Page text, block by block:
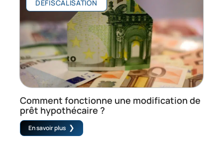
DÉFISCALISATION
Comment fonctionne une modification de
prêt hypothécaire ?
En savoir plus